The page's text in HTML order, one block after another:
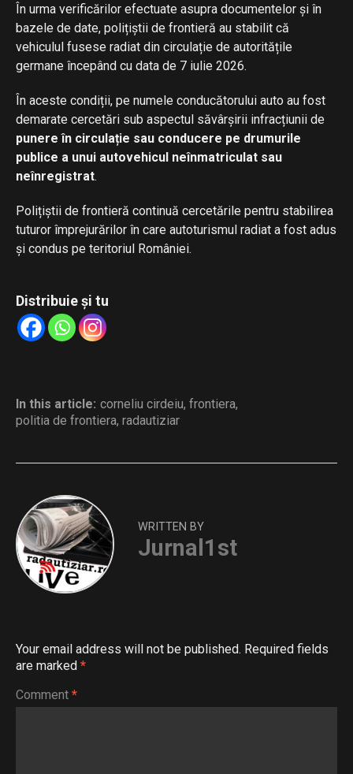
În urma verificărilor efectuate asupra documentelor și în
bazele de date, polițiștii de frontieră au stabilit că
vehiculul fusese radiat din circulație de autoritățile
germane începând cu data de 7 iulie 2026.
În aceste condiții, pe numele conducătorului auto au fost
demarate cercetări sub aspectul săvârșirii infracțiunii de
punere în circulație sau conducere pe drumurile
publice a unui autovehicul neînmatriculat sau
neînregistrat.
Polițiștii de frontieră continuă cercetările pentru stabilirea
tuturor împrejurărilor în care autoturismul radiat a fost adus
și condus pe teritoriul României.
Distribuie și tu
In this article: corneliu cirdeiu, frontiera,
politia de frontiera, radautiziar
WRITTEN BY
Jurnal1st
Your email address will not be published. Required fields
are marked *
Comment *